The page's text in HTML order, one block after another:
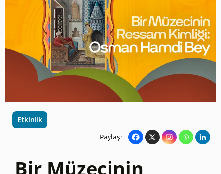
RESIM HEYKEL MÜZESI
TÜRKIYE İŞ BANKASI
MÜZESI
İKTISADI BAĞIMSIZLIK
MÜZESI
ATATÜRK KÜTÜPHANESI
SANAT GALERILERI
KÜLTÜREL MIRASA
DESTEK
Etkinlik
Paylaş:
Bir Müzecinin